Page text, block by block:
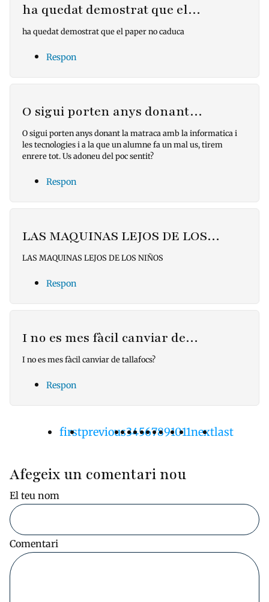
ha quedat demostrat que el…
ha quedat demostrat que el paper no caduca
Respon
O sigui porten anys donant…
O sigui porten anys donant la matraca amb la informatica i
les tecnologies i a la que un alumne fa un mal us, tirem
enrere tot. Us adoneu del poc sentit?
Respon
LAS MAQUINAS LEJOS DE LOS…
LAS MAQUINAS LEJOS DE LOS NIÑOS
Respon
I no es mes fàcil canviar de…
I no es mes fàcil canviar de tallafocs?
Respon
PaginacióPrimera
firstPàgina
previousPàgina
3Pàgina
4Pàgina
5Pàgina
6Pàgina
7Pàgina
8Pàgina
9Pàgina
10Pàgina
11Pàgina
nextÚltima
last
Afegeix un comentari nou
El teu nom
Comentari